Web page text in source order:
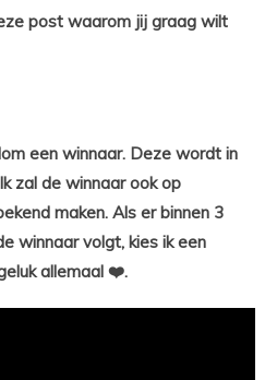
post waarom jij graag wilt
een winnaar. Deze wordt in
zal de winnaar ook op
maken. Als er binnen 3
winnaar volgt, kies ik een
allemaal ❤️.